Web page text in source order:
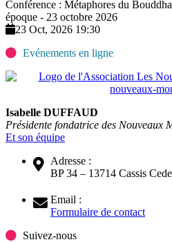
Conférence : Métaphores du
époque - 23 octobre 2026
23 Oct, 2026 19:30
Evénements en ligne
Isabelle DUFFAUD
Présidente fondatrice des Nouveaux
Et son équipe
Adresse :
BP 34 – 13714 Cassis
Email :
Formulaire de contact
Suivez-nous